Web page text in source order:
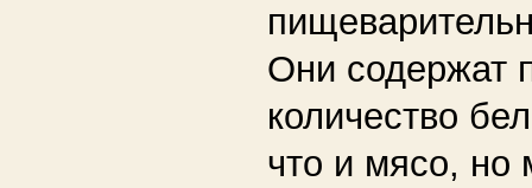
Они содержат
количество
что и мясо, но